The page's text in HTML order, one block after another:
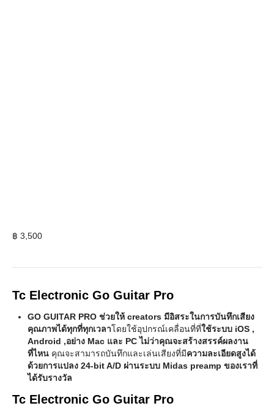
฿ 3,500
Tc Electronic Go Guitar Pro
GO GUITAR PRO ช่วยให้ creators มีอิสระในการบันทึกเสียง
คุณภาพได้ทุกที่ทุกเวลาโดยใช้อุปกรณ์เคลื่อนที่ที่ใช้ระบบ iOS ,
Android ,อย่าง Mac และ PC ไม่ว่าคุณจะสร้างสรรค์ผลงาน
ที่ไหน คุณจะสามารถบันทึกและเล่นเสียงที่มีความละเอียดสูงได้
ด้วยการแปลง 24-bit A/D ผ่านระบบ Midas preamp ของเราที่
ได้รับรางวัล
Tc Electronic Go Guitar Pro